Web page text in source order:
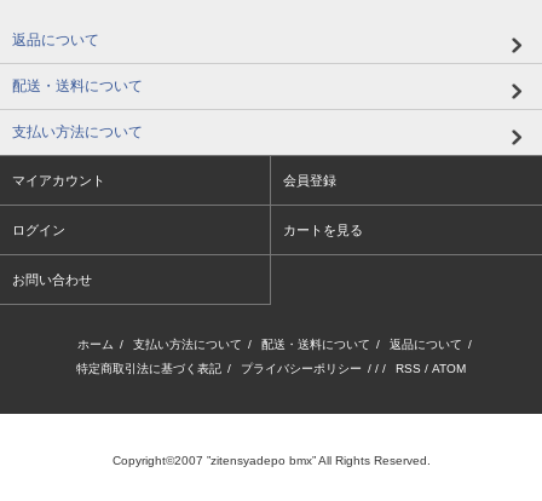
返品について
配送・送料について
支払い方法について
マイアカウント 会員登録
ログイン カートを見る
お問い合わせ
ホーム / 支払い方法について / 配送・送料について / 返品について /
特定商取引法に基づく表記 / プライバシーポリシー / / / RSS / ATOM
Copyright©2007 ”zitensyadepo bmx” All Rights Reserved.